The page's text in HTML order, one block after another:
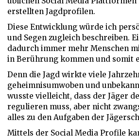
erstellten Jagdprofilen.
Diese Entwicklung würde ich
und Segen zugleich beschreiben.
dadurch immer mehr Menschen
in Berührung kommen und somit
Denn die Jagd wirkte viele
geheimnisumwoben und
wusste vielleicht, dass der Jäger
regulieren muss, aber nicht
alles zu den Aufgaben der
Mittels der Social Media Profile